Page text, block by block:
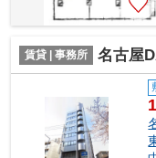
賃貸 | 事務所 名古屋DAIOビル